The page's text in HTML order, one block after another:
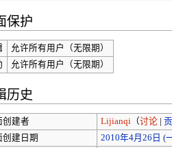
保护
允许所有用户（无限期）
允许所有用户（无限期）
历史
创建者 Lijianqi（讨论|
创建日期
2010年4月26日 (